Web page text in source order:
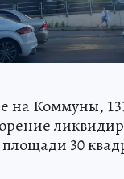
на Коммуны,
30